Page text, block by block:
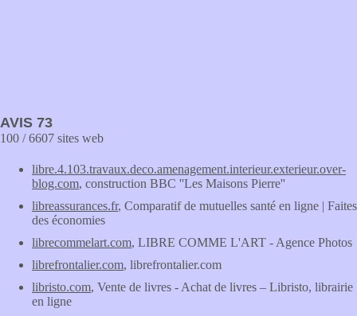
AVIS 73
100 / 6607 sites web
libre.4.103.travaux.deco.amenagement.interieur.exterieur.over-
blog.com, construction BBC ''Les Maisons Pierre''
libreassurances.fr, Comparatif de mutuelles santé en ligne | Faites
des économies
librecommelart.com, LIBRE COMME L'ART - Agence Photos
librefrontalier.com, librefrontalier.com
libristo.com, Vente de livres - Achat de livres – Libristo, librairie
en ligne